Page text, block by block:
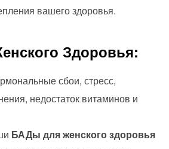
вашего здоровья.
Здоровья:
сбои, стресс,
недостаток витаминов и
БАДы для женского здоровья